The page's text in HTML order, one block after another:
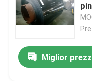
Miglior